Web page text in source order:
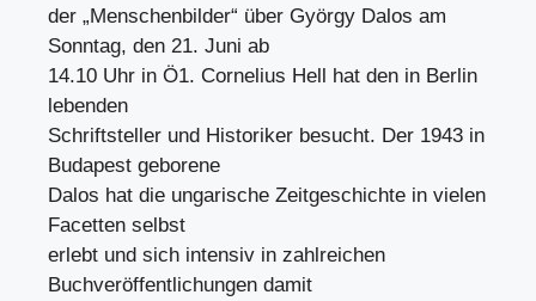
der „Menschenbilder“ über György Dalos am
Sonntag, den 21. Juni ab
14.10 Uhr in Ö1. Cornelius Hell hat den in Berlin
lebenden
Schriftsteller und Historiker besucht. Der 1943 in
Budapest geborene
Dalos hat die ungarische Zeitgeschichte in vielen
Facetten selbst
erlebt und sich intensiv in zahlreichen
Buchveröffentlichungen damit